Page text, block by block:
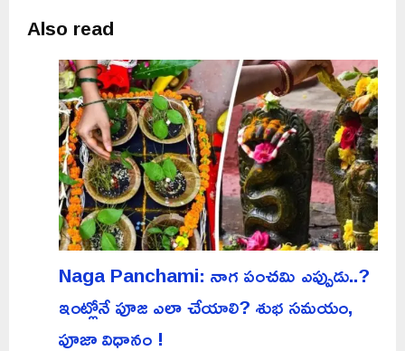
Also read
Naga Panchami: నాగ పంచమి ఎప్పుడు..?
ఇంట్లోనే పూజ ఎలా చేయాలి? శుభ సమయం,
పూజా విధానం !